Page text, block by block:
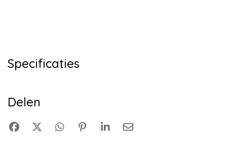
Specificaties
Delen